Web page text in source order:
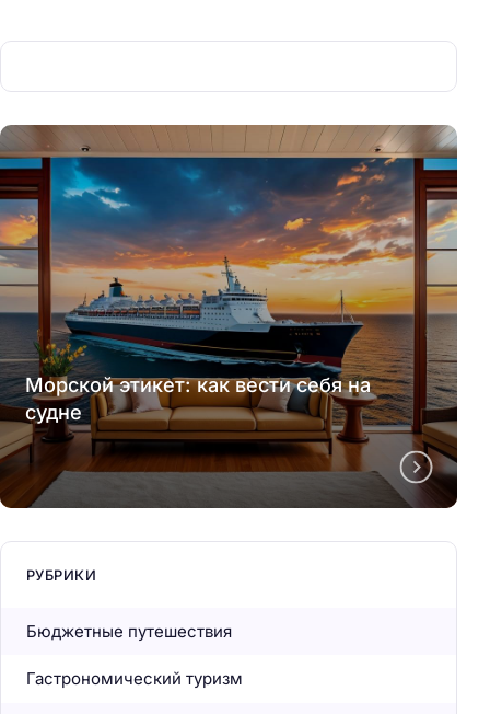
Морской этикет: как вести себя на
судне
РУБРИКИ
Бюджетные путешествия
Гастрономический туризм